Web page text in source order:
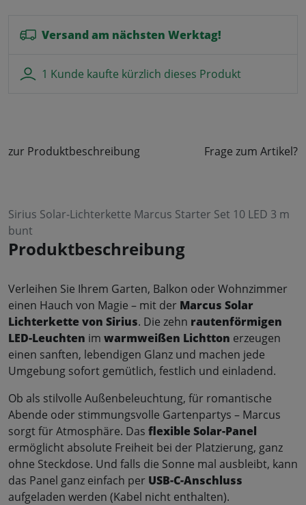
Versand am nächsten Werktag!
1 Kunde kaufte kürzlich dieses Produkt
zur Produktbeschreibung Frage zum Artikel?
Sirius Solar-Lichterkette Marcus Starter Set 10 LED 3 m
bunt
Produktbeschreibung
Verleihen Sie Ihrem Garten, Balkon oder Wohnzimmer
einen Hauch von Magie – mit der Marcus Solar
Lichterkette von Sirius. Die zehn rautenförmigen
LED-Leuchten im warmweißen Lichtton erzeugen
einen sanften, lebendigen Glanz und machen jede
Umgebung sofort gemütlich, festlich und einladend.
Ob als stilvolle Außenbeleuchtung, für romantische
Abende oder stimmungsvolle Gartenpartys – Marcus
sorgt für Atmosphäre. Das flexible Solar-Panel
ermöglicht absolute Freiheit bei der Platzierung, ganz
ohne Steckdose. Und falls die Sonne mal ausbleibt, kann
das Panel ganz einfach per USB-C-Anschluss
aufgeladen werden (Kabel nicht enthalten).